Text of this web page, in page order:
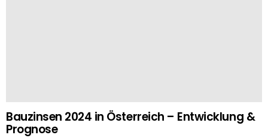
Bauzinsen 2024 in Österreich – Entwicklung &
Prognose